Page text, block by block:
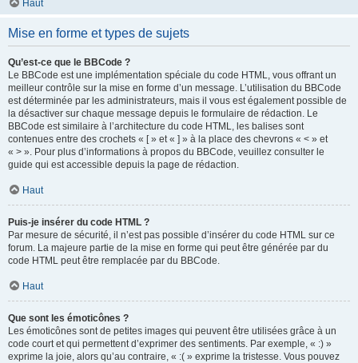
Haut
Mise en forme et types de sujets
Qu’est-ce que le BBCode ?
Le BBCode est une implémentation spéciale du code HTML, vous offrant un
meilleur contrôle sur la mise en forme d’un message. L’utilisation du BBCode
est déterminée par les administrateurs, mais il vous est également possible de
la désactiver sur chaque message depuis le formulaire de rédaction. Le
BBCode est similaire à l’architecture du code HTML, les balises sont
contenues entre des crochets « [ » et « ] » à la place des chevrons « < » et
« > ». Pour plus d’informations à propos du BBCode, veuillez consulter le
guide qui est accessible depuis la page de rédaction.
Haut
Puis-je insérer du code HTML ?
Par mesure de sécurité, il n’est pas possible d’insérer du code HTML sur ce
forum. La majeure partie de la mise en forme qui peut être générée par du
code HTML peut être remplacée par du BBCode.
Haut
Que sont les émoticônes ?
Les émoticônes sont de petites images qui peuvent être utilisées grâce à un
code court et qui permettent d’exprimer des sentiments. Par exemple, « :) »
exprime la joie, alors qu’au contraire, « :( » exprime la tristesse. Vous pouvez